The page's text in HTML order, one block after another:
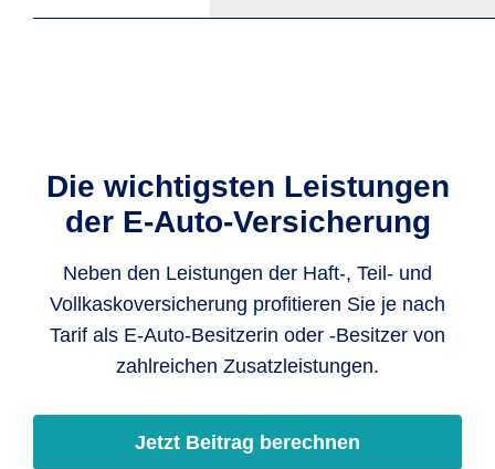
Die wichtigsten Leistungen
der E-Auto-Versicherung
Neben den Leistungen der Haft-, Teil- und
Vollkaskoversicherung profitieren Sie je nach
Tarif als E-Auto-Besitzerin oder -Besitzer von
zahlreichen Zusatzleistungen.
Jetzt Beitrag berechnen